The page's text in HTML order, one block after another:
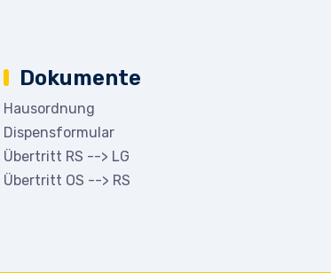
Dokumente
Hausordnung
Dispensformular
Übertritt RS --> LG
Übertritt OS --> RS